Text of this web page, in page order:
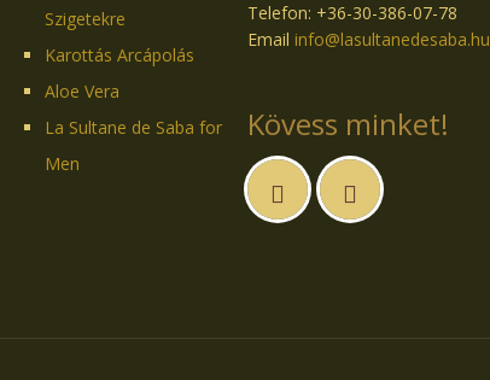
Szigetekre
Karottás Arcápolás
Aloe Vera
La Sultane de Saba for
Men
Telefon: +36-30-386-07-78
Email info@lasultanedesaba.hu
Kövess minket!